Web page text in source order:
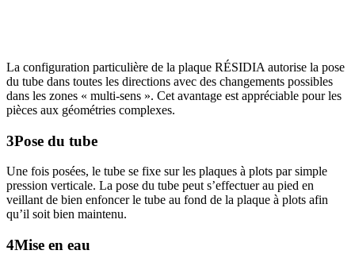
La configuration particulière de la plaque RÉSIDIA autorise la pose
du tube dans toutes les directions avec des changements possibles
dans les zones « multi-sens ». Cet avantage est appréciable pour les
pièces aux géométries complexes.
3Pose du tube
Une fois posées, le tube se fixe sur les plaques à plots par simple
pression verticale. La pose du tube peut s’effectuer au pied en
veillant de bien enfoncer le tube au fond de la plaque à plots afin
qu’il soit bien maintenu.
4Mise en eau